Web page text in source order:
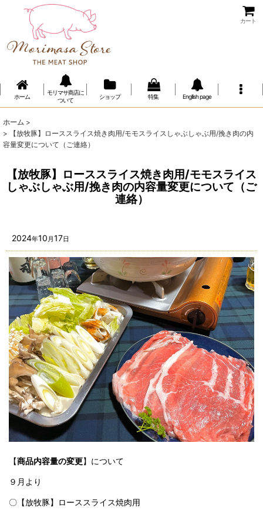
カート
ホーム
モリマサ商店に
ついて
ショップ 特集 Engllish page
ホーム >
>
【放牧豚】ローススライス焼き肉用/モモスライスしゃぶしゃぶ用/挽き肉の内
容量変更について（ご連絡）
【放牧豚】ローススライス焼き肉用/モモスライス
しゃぶしゃぶ用/挽き肉の内容量変更について（ご
連絡）
2024年10 月17日
【商品内容量の変更】について
９月より
〇【放牧豚】ローススライス焼肉用